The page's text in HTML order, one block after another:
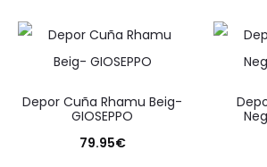
Depor Cuña Rhamu Beig-
GIOSEPPO
79.95€